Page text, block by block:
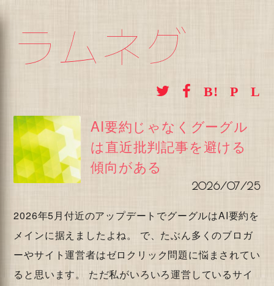
ラムネグ
AI要約じゃなくグーグル
は直近批判記事を避ける
傾向がある
2026/07/25
2026年5月付近のアップデートでグーグルはAI要約を
メインに据えましたよね。 で、たぶん多くのブロガ
ーやサイト運営者はゼロクリック問題に悩まされてい
ると思います。 ただ私がいろいろ運営しているサイ